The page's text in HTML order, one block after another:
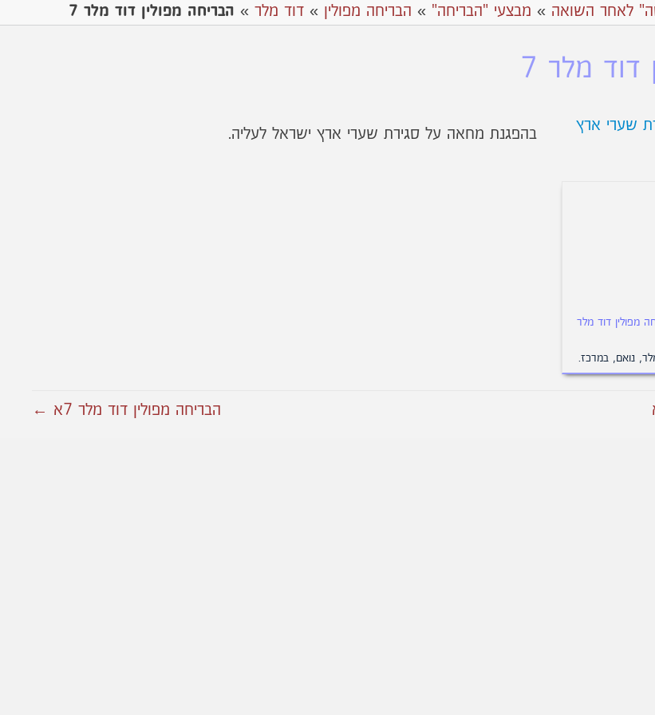
לאחר השואה » מבצעי "הבריחה" » אהבריחה מפולין » דוד מלר » הבריחה מפולין דוד מלר 7
מלר 7
בהפגנת מחאה על סגירת שערי ארץ ישראל לעליה.
מפולין דוד מלר
נואם, במרכז.
הבריחה מפולין דוד מלר 7א ←